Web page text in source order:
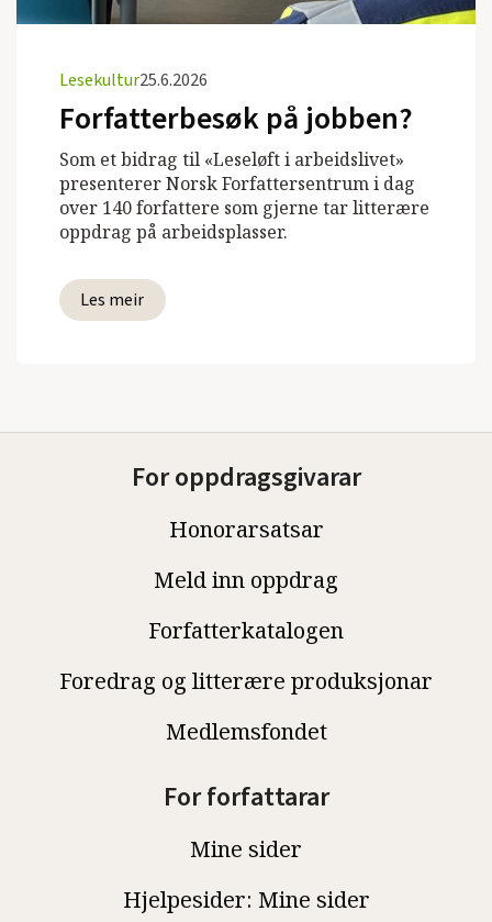
Lesekultur25.6.2026
Forfatterbesøk på jobben?
Som et bidrag til «Leseløft i arbeidslivet»
presenterer Norsk Forfattersentrum i dag
over 140 forfattere som gjerne tar litterære
oppdrag på arbeidsplasser.
Les meir
For oppdragsgivarar
Honorarsatsar
Meld inn oppdrag
Forfatterkatalogen
Foredrag og litterære produksjonar
Medlemsfondet
For forfattarar
Mine sider
Hjelpesider: Mine sider